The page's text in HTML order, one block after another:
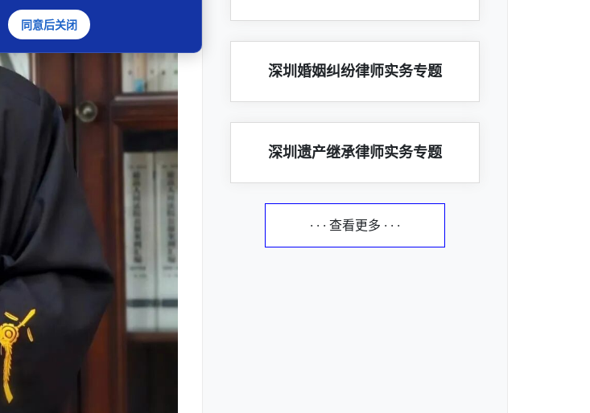
深圳婚姻纠纷律师实务专题
深圳遗产继承律师实务专题
· · · 查看更多 · · ·
同意后关闭